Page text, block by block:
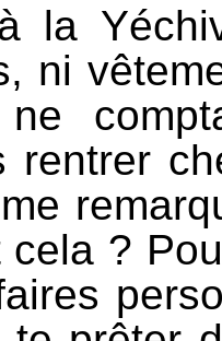
la
ni
rentrer
cela ?